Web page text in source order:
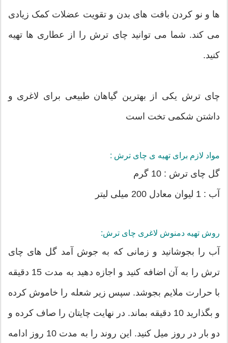
ها و نو کردن بافت های بدن و تقویت عضلات کمک زیادی
می کند. شما می توانید چای ترش را از عطاری ها تهیه
کنید.
چای ترش یکی از بهترین گیاهان طبیعی برای لاغری و
داشتن شکمی تخت است
مواد لازم برای تهیه ی چای ترش :
گل چای ترش : 10 گرم
آب : 1 لیوان معادل 200 میلی لیتر
روش تهیه دمنوش لاغری چای ترش:
آب را بجوشانید و زمانی که به جوش آمد گل های چای
ترش را به آن اضافه کنید و اجازه دهید به مدت 15 دقیقه
با حرارت ملایم بجوشد. سپس زیر شعله را خاموش کرده
و بگذارید 10 دقیقه بماند. در نهایت چایتان را صاف کرده و
دو بار در روز میل کنید. این روند را به مدت 10 روز ادامه